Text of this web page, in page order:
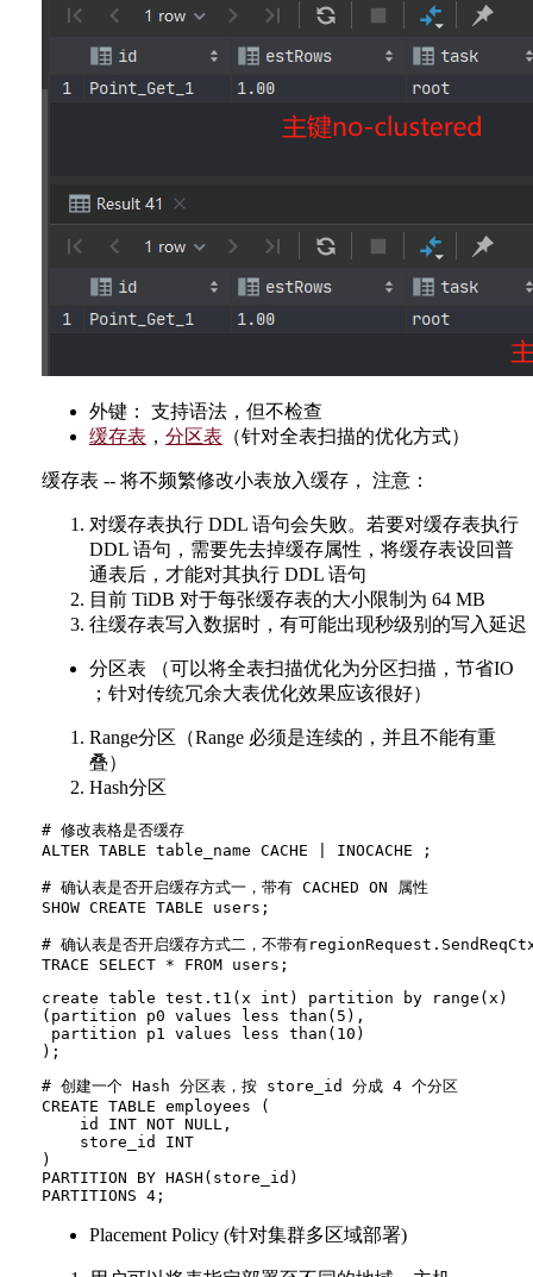
外键： 支持语法，但不检查
缓存表 ， 分区表 （针对全表扫描的优化方式）
缓存表 -- 将不频繁修改小表放入缓存， 注意：
对缓存表执行 DDL 语句会失败。若要对缓存表执行
DDL 语句，需要先去掉缓存属性，将缓存表设回普
通表后，才能对其执行 DDL 语句
目前 TiDB 对于每张缓存表的大小限制为 64 MB
往缓存表写入数据时，有可能出现秒级别的写入延迟
分区表 （可以将全表扫描优化为分区扫描，节省IO
；针对传统冗余大表优化效果应该很好）
Range分区（Range 必须是连续的，并且不能有重
叠）
Hash分区
# 修改表格是否缓存
ALTER TABLE table_name CACHE | INOCACHE ;
# 确认表是否开启缓存方式一，带有 CACHED ON 属性
SHOW CREATE TABLE users;
# 确认表是否开启缓存方式二，不带有
create table test.t1(x int) partition by range(x)
(partition p0 values less than(5),
partition p1 values less than(10)
# 创建一个 Hash 分区表，按 store_id 分成 4 个分区
CREATE TABLE employees (
    id INT NOT NULL,
    store_id INT
)
PARTITION BY HASH(store_id)
Placement Policy (针对集群多区域部署)